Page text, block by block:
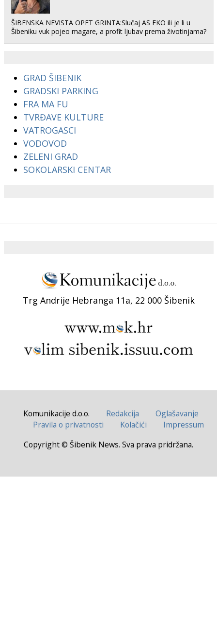
ŠIBENSKA NEVISTA OPET GRINTA:Slučaj AS EKO ili je li u
Šibeniku vuk pojeo magare, a profit ljubav prema životinjama?
GRAD ŠIBENIK
GRADSKI PARKING
FRA MA FU
TVRĐAVE KULTURE
VATROGASCI
VODOVOD
ZELENI GRAD
SOKOLARSKI CENTAR
Trg Andrije Hebranga 11a, 22 000 Šibenik
Komunikacije d.o.o. Redakcija
Oglašavanje
Pravila o privatnosti
Kolačići
Impressum
Copyright © Šibenik News. Sva prava pridržana.